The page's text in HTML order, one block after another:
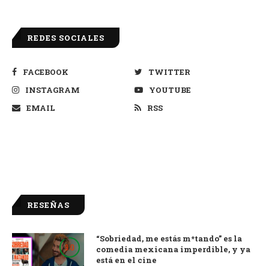
REDES SOCIALES
FACEBOOK
TWITTER
INSTAGRAM
YOUTUBE
EMAIL
RSS
RESEÑAS
9.0
“Sobriedad, me estás m*tando” es la
comedia mexicana imperdible, y ya
está en el cine